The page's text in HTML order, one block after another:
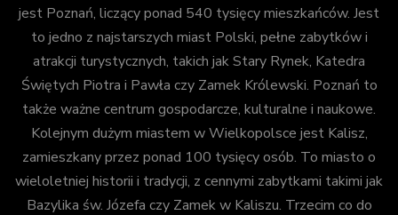
jest Poznań, liczący ponad 540 tysięcy mieszkańców. Jest
to jedno z najstarszych miast Polski, pełne zabytków i
atrakcji turystycznych, takich jak Stary Rynek, Katedra
Świętych Piotra i Pawła czy Zamek Królewski. Poznań to
także ważne centrum gospodarcze, kulturalne i naukowe.
Kolejnym dużym miastem w Wielkopolsce jest Kalisz,
zamieszkany przez ponad 100 tysięcy osób. To miasto o
wieloletniej historii i tradycji, z cennymi zabytkami takimi jak
Bazylika św. Józefa czy Zamek w Kaliszu. Trzecim co do